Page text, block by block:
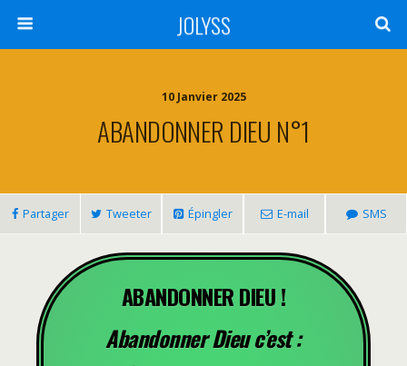
JOLYSS
10 Janvier 2025
ABANDONNER DIEU N°1
Partager Tweeter Épingler E-mail SMS
ABANDONNER DIEU !
Abandonner Dieu c’est :